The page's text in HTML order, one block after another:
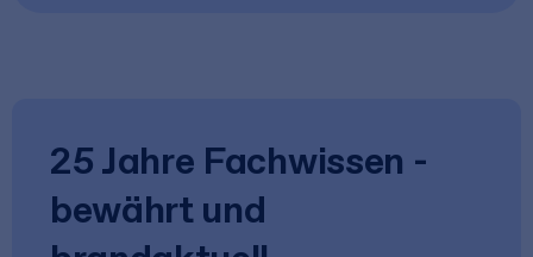
25 Jahre Fachwissen -
bewährt und